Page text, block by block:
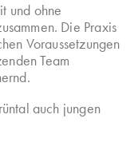
und ohne
Die Praxis
Voraussetzungen
Team
auch jungen